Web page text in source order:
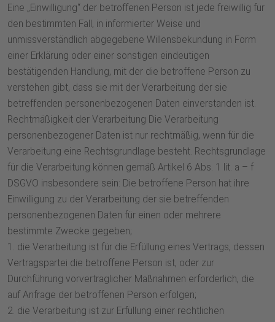
Eine „Einwilligung“ der betroffenen Person ist jede freiwillig für
den bestimmten Fall, in informierter Weise und
unmissverständlich abgegebene Willensbekundung in Form
einer Erklärung oder einer sonstigen eindeutigen
bestätigenden Handlung, mit der die betroffene Person zu
verstehen gibt, dass sie mit der Verarbeitung der sie
betreffenden personenbezogenen Daten einverstanden ist.
Rechtmäßigkeit der Verarbeitung Die Verarbeitung
personenbezogener Daten ist nur rechtmäßig, wenn für die
Verarbeitung eine Rechtsgrundlage besteht. Rechtsgrundlage
für die Verarbeitung können gemäß Artikel 6 Abs. 1 lit. a – f
DSGVO insbesondere sein: Die betroffene Person hat ihre
Einwilligung zu der Verarbeitung der sie betreffenden
personenbezogenen Daten für einen oder mehrere
bestimmte Zwecke gegeben;
1. die Verarbeitung ist für die Erfüllung eines Vertrags, dessen
Vertragspartei die betroffene Person ist, oder zur
Durchführung vorvertraglicher Maßnahmen erforderlich, die
auf Anfrage der betroffenen Person erfolgen;
2. die Verarbeitung ist zur Erfüllung einer rechtlichen